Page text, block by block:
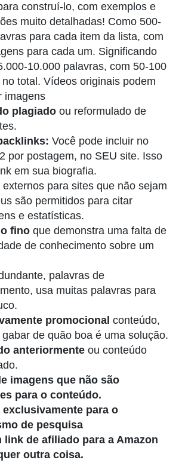
construí-lo, com exemplos e
muito detalhadas! Como 500-
para cada item da lista, com
para cada um. Significando
10.000 palavras, com 50-100
total. Vídeos originais podem
imagens
plagiado ou reformulado de
Você pode incluir no
por postagem, no SEU site. Isso
em sua biografia.
externos para sites que não sejam
são permitidos para citar
e estatísticas.
fino que demonstra uma falta de
de conhecimento sobre um
palavras de
usa muitas palavras para
promocional conteúdo,
de quão boa é uma solução.
anteriormente ou conteúdo
imagens que não são
para o conteúdo.
exclusivamente para o
de pesquisa
link de afiliado para a Amazon
outra coisa.